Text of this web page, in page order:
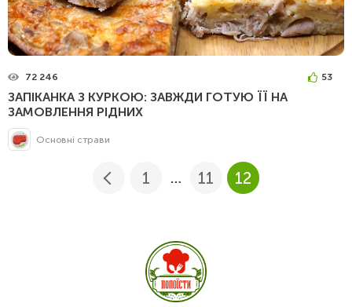
72 246 53
ЗАПІКАНКА З КУРКОЮ: ЗАВЖДИ ГОТУЮ ЇЇ НА
ЗАМОВЛЕННЯ РІДНИХ
Основні страви
1 … 11 12